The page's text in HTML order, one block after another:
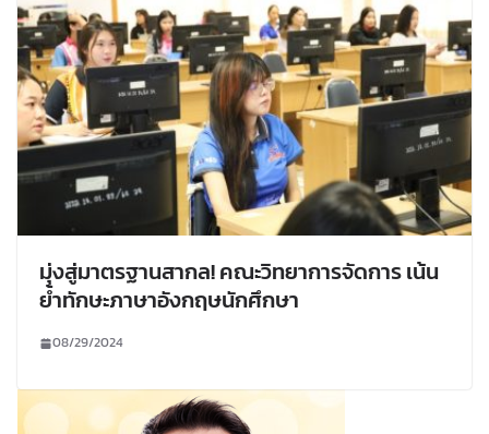
มุ่งสู่มาตรฐานสากล! คณะวิทยาการจัดการ เน้น
ย้ำทักษะภาษาอังกฤษนักศึกษา
08/29/2024